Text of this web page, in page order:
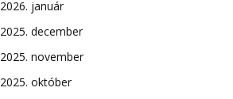
2026. január
2025. december
2025. november
2025. október